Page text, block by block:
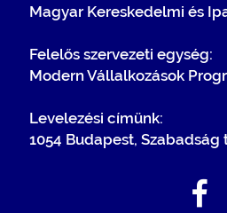
Magyar Kereskedelmi és
Felelős szervezeti egység:
Modern Vállalkozások
Levelezési címünk:
1054 Budapest, Szabadság